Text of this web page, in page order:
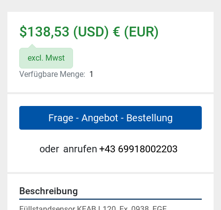
$138,53 (USD) € (EUR)
excl. Mwst
Verfügbare Menge: 1
Frage - Angebot - Bestellung
oder anrufen +43 69918002203
Beschreibung